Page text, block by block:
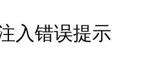
错误提示